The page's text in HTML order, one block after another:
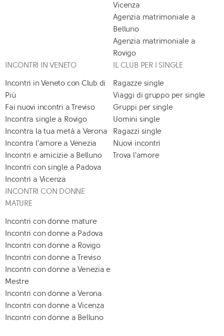
Vicenza
Agenzia matrimoniale a
Belluno
Agenzia matrimoniale a
Rovigo
INCONTRI IN VENETO
Incontri in Veneto con Club di
Più
Fai nuovi incontri a Treviso
Incontra single a Rovigo
Incontra la tua metà a Verona
Incontra l'amore a Venezia
Incontri e amicizie a Belluno
Incontri con single a Padova
Incontri a Vicenza
IL CLUB PER I SINGLE
Ragazze single
Viaggi di gruppo per single
Gruppi per single
Uomini single
Ragazzi single
Nuovi incontri
Trova l'amore
INCONTRI CON DONNE
MATURE
Incontri con donne mature
Incontri con donne a Padova
Incontri con donne a Rovigo
Incontri con donne a Treviso
Incontri con donne a Venezia e
Mestre
Incontri con donne a Verona
Incontri con donne a Vicenza
Incontri con donne a Belluno